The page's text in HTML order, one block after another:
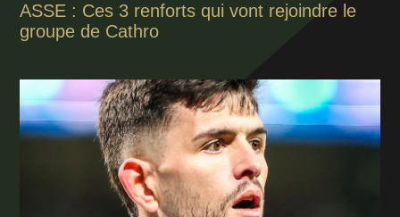
ASSE : Ces 3 renforts qui vont rejoindre le
groupe de Cathro